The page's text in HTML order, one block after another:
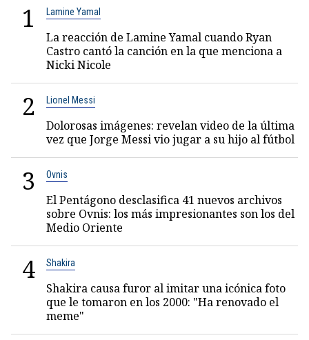
1 Lamine Yamal
La reacción de Lamine Yamal cuando Ryan
Castro cantó la canción en la que menciona a
Nicki Nicole
2 Lionel Messi
Dolorosas imágenes: revelan video de la última
vez que Jorge Messi vio jugar a su hijo al fútbol
3 Ovnis
El Pentágono desclasifica 41 nuevos archivos
sobre Ovnis: los más impresionantes son los del
Medio Oriente
4 Shakira
Shakira causa furor al imitar una icónica foto
que le tomaron en los 2000: "Ha renovado el
meme"